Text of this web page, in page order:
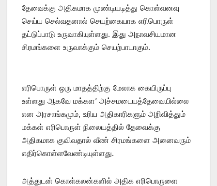
தேவைக்கு அதிகமாக முண்டியடித்து கொள்வனவு
செய்ய செல்வதனால் செயற்கையாக எரிபொருள்
தட்டுப்பாடு உருவாகியுள்ளது. இது அநாவசியமான
சிரமங்களை உருவாக்கும் செயற்பாடாகும்.
எரிபொருள் ஒரு மாதத்திற்கு மேலாக கையிருப்பு
உள்ளது ஆகவே மக்கள’ அச்சமடையத்தேவையில்லை
என அரசாங்கமும், உரிய அதிகாரிகளும் அறிவித்தும்
மக்கள் எரிபொருள் நிலையத்தில் தேவைக்கு
அதிகமாக குவிவதால் வீண் சிரமங்களை அனைவரும்
எதிர்கொள்ளவேண்டியுள்ளது.
அத்துடன் கொள்கலன்களில் அதிக எரிபொருளை